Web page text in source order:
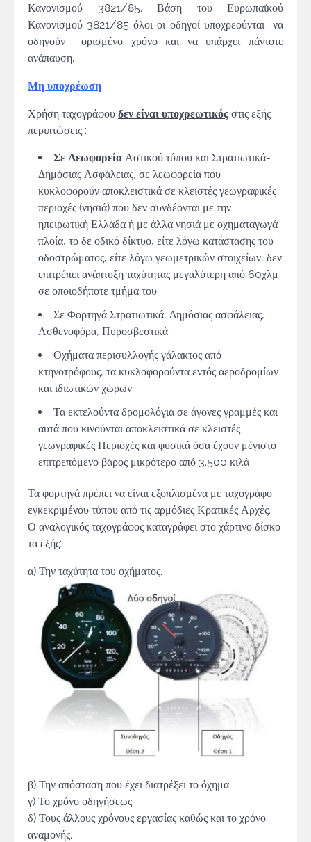
Κανονισμού 3821/85. Βάση του Ευρωπαϊκού
Κανονισμού 3821/85 όλοι οι οδηγοί υποχρεούνται να
οδηγούν ορισμένο χρόνο και να υπάρχει πάντοτε
ανάπαυση.
Μη υποχρέωση
Χρήση ταχογράφου δεν είναι υποχρεωτικός στις εξής
περιπτώσεις :
Σε Λεωφορεία Αστικού τύπου και Στρατιωτικά-
Δημόσιας Ασφάλειας, σε λεωφορεία που
κυκλοφορούν αποκλειστικά σε κλειστές γεωγραφικές
περιοχές (νησιά) που δεν συνδέονται με την
ηπειρωτική Ελλάδα ή με άλλα νησιά με οχηματαγωγά
πλοία, το δε οδικό δίκτυο, είτε λόγω κατάστασης του
οδοστρώματος, είτε λόγω γεωμετρικών στοιχείων, δεν
επιτρέπει ανάπτυξη ταχύτητας μεγαλύτερη από 60χλμ
σε οποιοδήποτε τμήμα του.
Σε Φορτηγά Στρατιωτικά, Δημόσιας ασφάλειας,
Ασθενοφόρα, Πυροσβεστικά.
Οχήματα περισυλλογής γάλακτος από
κτηνοτρόφους, τα κυκλοφορούντα εντός αεροδρομίων
και ιδιωτικών χώρων.
Τα εκτελούντα δρομολόγια σε άγονες γραμμές και
αυτά που κινούνται αποκλειστικά σε κλειστές
γεωγραφικές Περιοχές και φυσικά όσα έχουν μέγιστο
επιτρεπόμενο βάρος μικρότερο από 3.500 κιλά
Τα φορτηγά πρέπει να είναι εξοπλισμένα με ταχογράφο
εγκεκριμένου τύπου από τις αρμόδιες Κρατικές Αρχές.
Ο αναλογικός ταχογράφος καταγράφει στο χάρτινο δίσκο
τα εξής:
α) Την ταχύτητα του οχήματος.
β) Την απόσταση που έχει διατρέξει το όχημα.
γ) Το χρόνο οδηγήσεως.
δ) Τους άλλους χρόνους εργασίας καθώς και το χρόνο
αναμονής.